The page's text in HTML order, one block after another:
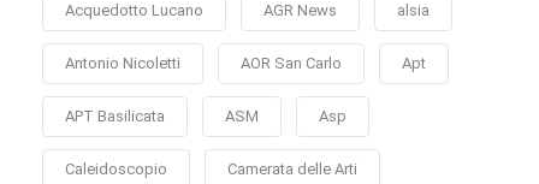
Acquedotto Lucano AGR News alsia
Antonio Nicoletti AOR San Carlo Apt
APT Basilicata ASM Asp
Caleidoscopio Camerata delle Arti